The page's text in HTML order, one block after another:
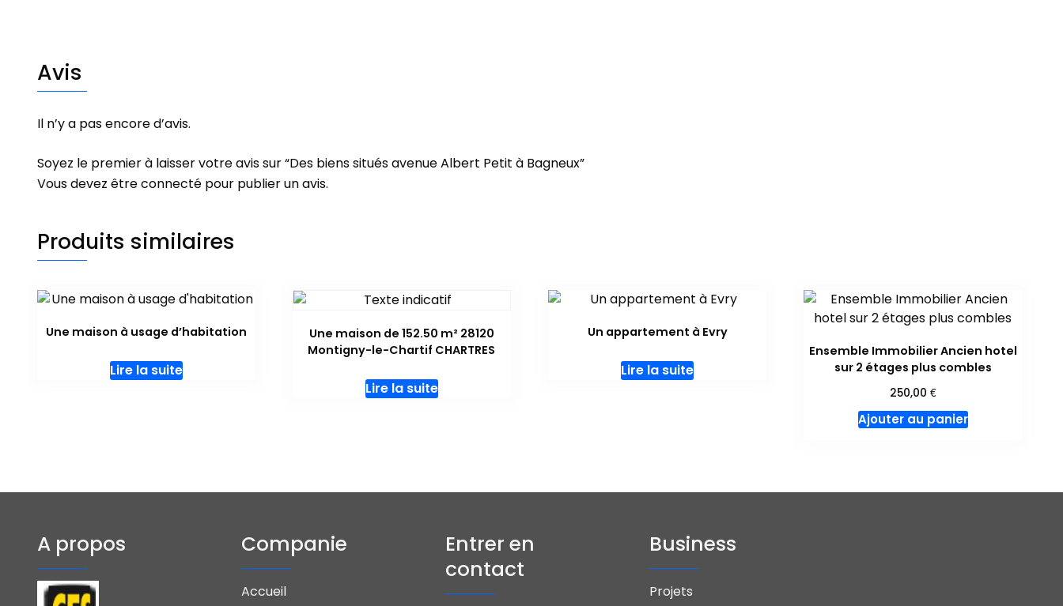
Avis
Il n’y a pas encore d’avis.
Soyez le premier à laisser votre avis sur “Des biens situés avenue Albert Petit à Bagneux”
Vous devez êtreconnecté pour publier un avis.
Produits similaires
Une maison à usage d’habitation
Lire la suite
Une maison de 152.50 m² 28120
Montigny-le-Chartif CHARTRES
Lire la suite
Un appartement à Evry
Lire la suite
Ensemble Immobilier Ancien hotel
sur 2 étages plus combles
250,00 €
Ajouter au panier
A propos Companie
Accueil
Entrer en
contact
Business
Projets